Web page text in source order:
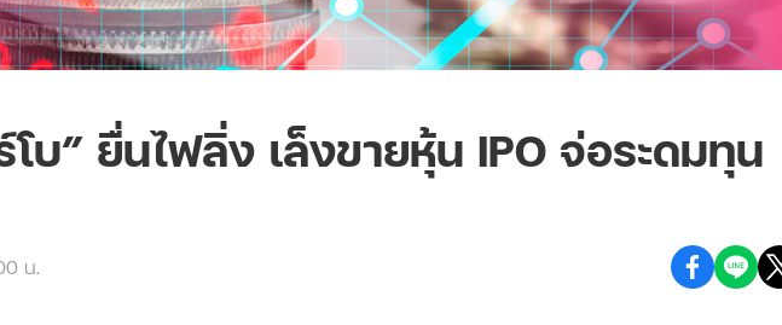
โบ” ยื่นไฟลิ่ง เล็งขายหุ้น IPO จ่อระดมทุน
น.